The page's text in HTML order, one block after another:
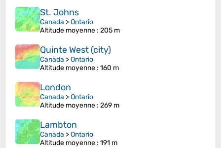
St. Johns
Canada >Ontario
Altitude moyenne : 205 m
Quinte West (city)
Canada >Ontario
Altitude moyenne : 160 m
London
Canada >Ontario
Altitude moyenne : 269 m
Lambton
Canada >Ontario
Altitude moyenne : 191 m